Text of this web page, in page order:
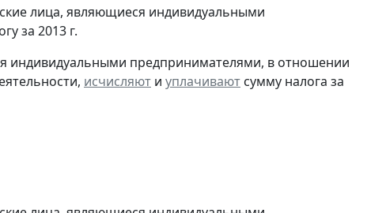
лица, являющиеся индивидуальными
за 2013 г.
индивидуальными предпринимателями, в отношении
исчисляют и уплачивают сумму налога за